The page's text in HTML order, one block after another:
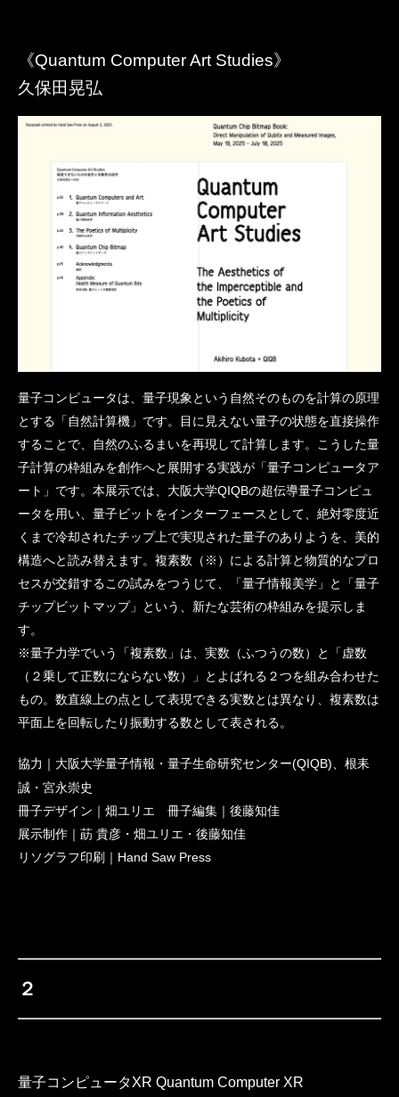
​《Quantum Computer Art Studies​》
久保田晃弘​
量子コンピュータは、量子現象という自然そのものを計算の原理
とする「自然計算機」です。目に見えない量子の状態を直接操作
することで、自然のふるまいを再現して計算します。こうした量
子計算の枠組みを創作へと展開する実践が「量子コンピュータア
ート」です。本展示では、大阪大学QIQBの超伝導量子コンピュ
ータを用い、量子ビットをインターフェースとして、絶対零度近
くまで冷却されたチップ上で実現された量子のありようを、美的
構造へと読み替えます。複素数（※）による計算と物質的なプロ
セスが交錯するこの試みをつうじて、「量子情報美学」と「量子
チップビットマップ」という、新たな芸術の枠組みを提示しま
す。
※量子力学でいう「複素数」は、実数（ふつうの数）と「虚数
（２乗して正数にならない数）」とよばれる２つを組み合わせた
もの。数直線上の点として表現できる実数とは異なり、複素数は
平面上を回転したり振動する数として表される。
協力｜大阪大学量子情報・量子生命研究センター(QIQB)、根耒
誠・宮永崇史
冊子デザイン｜畑ユリエ 冊子編集｜後藤知佳
展示制作｜莇 貴彦・畑ユリエ・後藤知佳
リソグラフ印刷｜Hand Saw Press
２
量子コンピュータXR Quantum Computer XR